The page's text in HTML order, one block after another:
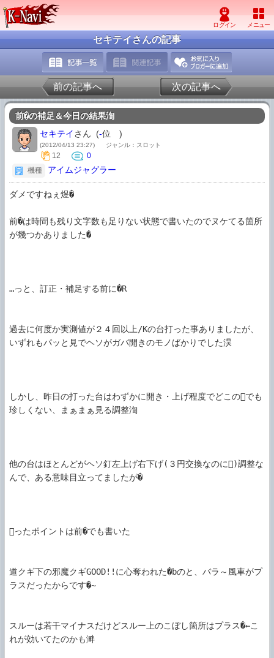
セキテイさんの記事
前の記事へ 次の記事へ
前�の補足＆今日の結果渹
セキテイさん (-位 )
(2012/04/13 23:27) ジャンル：スロット
12
0
機種
アイムジャグラー
ダメですねぇ煜�
前�は時間も残り文字数も足りない状態で書いたのでヌケてる箇所
が幾つかありました�
…っと、訂正・補足する前に�R
過去に何度か実測値が２４回以上/Kの台打った事ありましたが、
いずれもパッと見でヘソがガバ開きのモノばかりでした淏
しかし、昨日の打った台はわずかに開き・上げ程度でどこのでも
珍しくない、まぁまぁ見る調整渹
他の台はほとんどがヘソ釘左上げ右下げ(３円交換なのに)調整な
んで、ある意味目立ってましたが�
ったポイントは前�でも書いた
道クギ下の邪魔クギGOOD!!に心奪われた�bのと、バラ～風車がプ
ラスだったからです�~
スルーは若干マイナスだけどスルー上のこぼし箇所はプラス�←こ
れが効いてたのかも溿